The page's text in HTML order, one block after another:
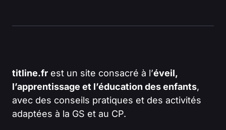
titline.fr est un site consacré à l’éveil,
l’apprentissage et l’éducation des enfants,
avec des conseils pratiques et des activités
adaptées à la GS et au CP.